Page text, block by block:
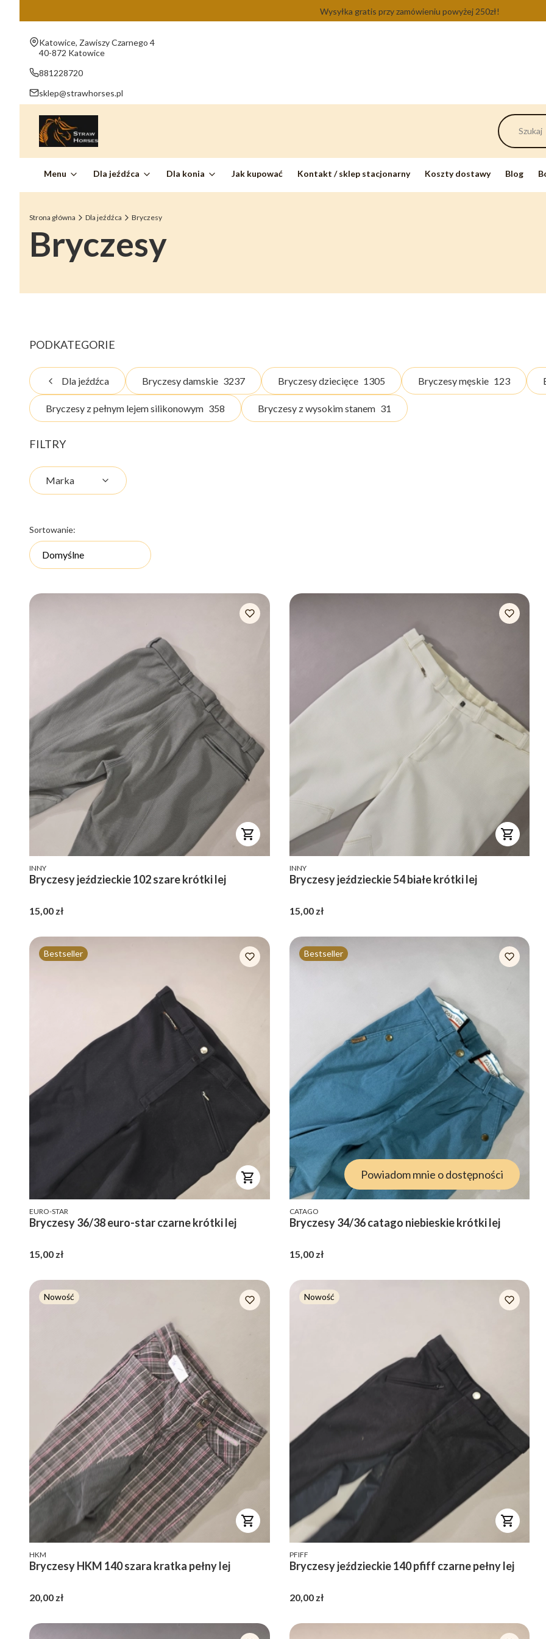
Wysyłka gratis przy zamówieniu powyżej 250zł!
Adres:
Katowice, Zawiszy Czarnego 4
40-872 Katowice
881228720
sklep@strawhorses.pl
Menu Dla jeźdźca Dla konia Jak kupować Kontakt / sklep stacjonarny Koszty dostawy Blog
Strona główna Dla jeźdźca Bryczesy
Bryczesy
PODKATEGORIE
Dla jeźdźca Bryczesy damskie 3237 Bryczesy dziecięce 1305 Bryczesy męskie 123
Bryczesy z pełnym lejem silikonowym 358 Bryczesy z wysokim stanem 31
FILTRY
Marka
Lista produktów
Sortowanie:
Domyślne
PRODUCENT
INNY
Bryczesy jeździeckie 102 szare krótki lej
Cena
15,00 zł
PRODUCENT
INNY
Bryczesy jeździeckie 54 białe krótki lej
Cena
15,00 zł
Bestseller
PRODUCENT
EURO-STAR
Bryczesy 36/38 euro-star czarne krótki lej
Cena
15,00 zł
Bestseller
Powiadom mnie o dostępności
PRODUCENT
CATAGO
Bryczesy 34/36 catago niebieskie krótki lej
Cena
15,00 zł
Nowość
PRODUCENT
HKM
Bryczesy HKM 140 szara kratka pełny lej
Cena
20,00 zł
Nowość
PRODUCENT
PFIFF
Bryczesy jeździeckie 140 pfiff czarne pełny lej
Cena
20,00 zł